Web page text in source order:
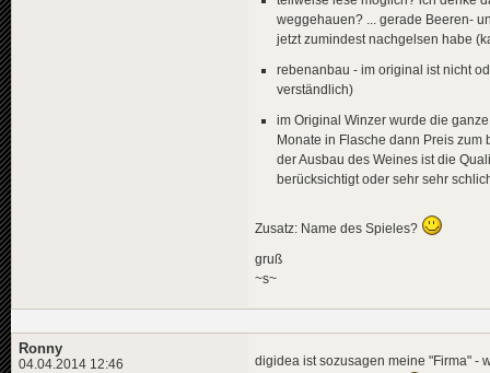
weggehauen? ... gerade Beeren-
jetzt zumindest nachgelsen habe
rebenanbau - im original ist nicht
verständlich)
im Original Winzer wurde die
Monate in Flasche dann Preis
der Ausbau des Weines ist die
berücksichtigt oder sehr sehr
Zusatz: Name des Spieles?
gruß
~s~
Ronny
04.04.2014 12:46
digidea ist sozusagen meine "Firma" -